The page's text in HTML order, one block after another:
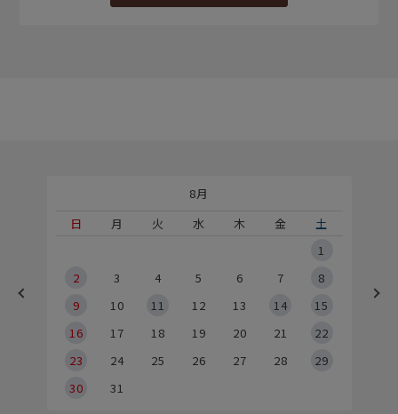
8月
日
月 火 水 木 金
土
1
2
3 4 5 6 7
8
9
10 11 12 13 14
15
16
17 18 19 20 21
22
23
24 25 26 27 28
29
30
31